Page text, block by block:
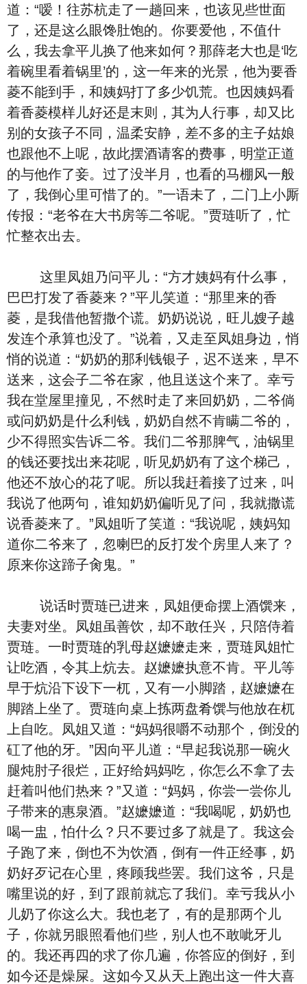
道：“嗳！往苏杭走了一趟回来，也该见些世面
了，还是这么眼馋肚饱的。你要爱他，不值什
么，我去拿平儿换了他来如何？那薛老大也是‘吃
着碗里看着锅里’的，这一年来的光景，他为要香
菱不能到手，和姨妈打了多少饥荒。也因姨妈看
着香菱模样儿好还是末则，其为人行事，却又比
别的女孩子不同，温柔安静，差不多的主子姑娘
也跟他不上呢，故此摆酒请客的费事，明堂正道
的与他作了妾。过了没半月，也看的马棚风一般
了，我倒心里可惜了的。”一语未了，二门上小厮
传报：“老爷在大书房等二爷呢。”贾琏听了，忙
忙整衣出去。
这里凤姐乃问平儿：“方才姨妈有什么事，
巴巴打发了香菱来？”平儿笑道：“那里来的香
菱，是我借他暂撒个谎。奶奶说说，旺儿嫂子越
发连个承算也没了。”说着，又走至凤姐身边，悄
悄的说道：“奶奶的那利钱银子，迟不送来，早不
送来，这会子二爷在家，他且送这个来了。幸亏
我在堂屋里撞见，不然时走了来回奶奶，二爷倘
或问奶奶是什么利钱，奶奶自然不肯瞒二爷的，
少不得照实告诉二爷。我们二爷那脾气，油锅里
的钱还要找出来花呢，听见奶奶有了这个梯己，
他还不放心的花了呢。所以我赶着接了过来，叫
我说了他两句，谁知奶奶偏听见了问，我就撒谎
说香菱来了。”凤姐听了笑道：“我说呢，姨妈知
道你二爷来了，忽喇巴的反打发个房里人来了？
原来你这蹄子肏鬼。”
说话时贾琏已进来，凤姐便命摆上酒馔来，
夫妻对坐。凤姐虽善饮，却不敢任兴，只陪侍着
贾琏。一时贾琏的乳母赵嬷嬷走来，贾琏凤姐忙
让吃酒，令其上炕去。赵嬷嬷执意不肯。平儿等
早于炕沿下设下一杌，又有一小脚踏，赵嬷嬷在
脚踏上坐了。贾琏向桌上拣两盘肴馔与他放在杌
上自吃。凤姐又道：“妈妈很嚼不动那个，倒没的
矼了他的牙。”因向平儿道：“早起我说那一碗火
腿炖肘子很烂，正好给妈妈吃，你怎么不拿了去
赶着叫他们热来？”又道：“妈妈，你尝一尝你儿
子带来的惠泉酒。”赵嬷嬷道：“我喝呢，奶奶也
喝一盅，怕什么？只不要过多了就是了。我这会
子跑了来，倒也不为饮酒，倒有一件正经事，奶
奶好歹记在心里，疼顾我些罢。我们这爷，只是
嘴里说的好，到了跟前就忘了我们。幸亏我从小
儿奶了你这么大。我也老了，有的是那两个儿
子，你就另眼照看他们些，别人也不敢呲牙儿
的。我还再四的求了你几遍，你答应的倒好，到
如今还是燥屎。这如今又从天上跑出这一件大喜